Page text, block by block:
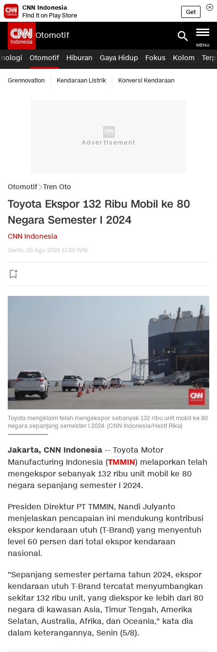
CNN Indonesia
Find it on Play Store
Get
Otomotif
MENU
Otomotif Hiburan Gaya Hidup Fokus Kolom
Grennovation Kendaraan Listrik Konversi Kendaraan
Otomotif Tren Oto
Toyota Ekspor 132 Ribu Mobil ke 80
Negara Semester I 2024
CNN Indonesia
Senin, 05 Agu 2024 17:30 WIB
Toyota mengklaim telah mengekspor sebanyak 132 ribu unit mobil ke 80
negara sepanjang semester I 2024. (CNN Indonesia/Hesti Rika)
Jakarta, CNN Indonesia -- Toyota Motor
Manufacturing Indonesia (TMMIN) melaporkan telah
mengekspor sebanyak 132 ribu unit mobil ke 80
negara sepanjang semester I 2024.
Presiden Direktur PT TMMIN, Nandi Julyanto
menjelaskan pencapaian ini mendukung kontribusi
ekspor kendaraan utuh (T-Brand) yang menyentuh
level 60 persen dari total ekspor kendaraan
nasional.
"Sepanjang semester pertama tahun 2024, ekspor
kendaraan utuh T-Brand tercatat menyumbangkan
sekitar 132 ribu unit, yang diekspor ke lebih dari 80
negara di kawasan Asia, Timur Tengah, Amerika
Selatan, Australia, Afrika, dan Oceania," kata dia
dalam keterangannya, Senin (5/8).